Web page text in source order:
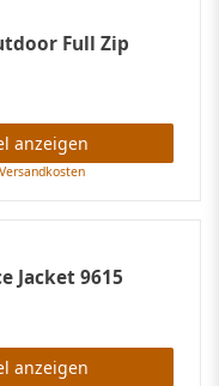
Full Zip
anzeigen
Versandkosten
Jacket 9615
anzeigen